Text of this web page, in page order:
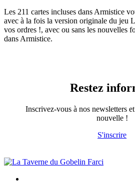
Les 211 cartes incluses dans Armistice
avec à la fois la version originale du jeu
vos ordres !, avec ou sans les nouvelles
dans Armistice.
Restez
Inscrivez-vous à nos newsletters
nouvelle !
S'inscrire